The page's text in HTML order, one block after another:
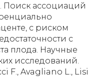
Поиск ассоциаций
с риском
с
плода. Научные
исследований.
F., Avagliano L., Lisi